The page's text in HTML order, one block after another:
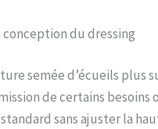
du dressing
semée d’écueils
de certains
sans ajuster la